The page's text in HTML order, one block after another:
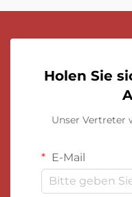
Holen Sie
Unser Vertreter
E-Mail